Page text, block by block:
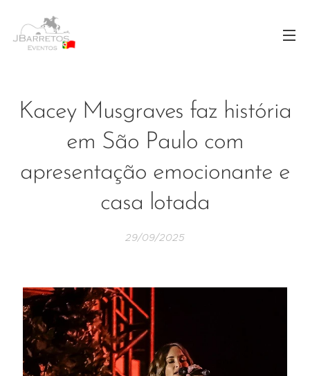
Kacey Musgraves faz história
em São Paulo com
apresentação emocionante e
casa lotada
29/09/2025